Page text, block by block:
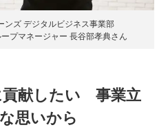
ンズ デジタルビジネス事業部
プマネージャー 長谷部孝典さん
貢献したい 事業立
思いから